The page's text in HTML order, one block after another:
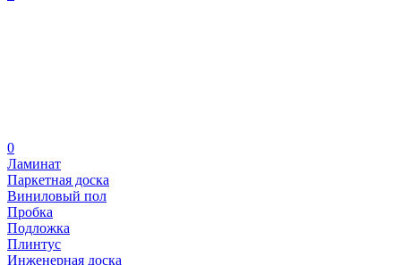
0
Ламинат
Паркетная доска
Виниловый пол
Пробка
Подложка
Плинтус
Инженерная доска